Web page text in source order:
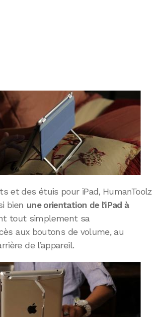
et des étuis pour iPad, HumanToolz
bien une orientation de l’iPad à
tout simplement sa
aux boutons de volume, au
de l’appareil.